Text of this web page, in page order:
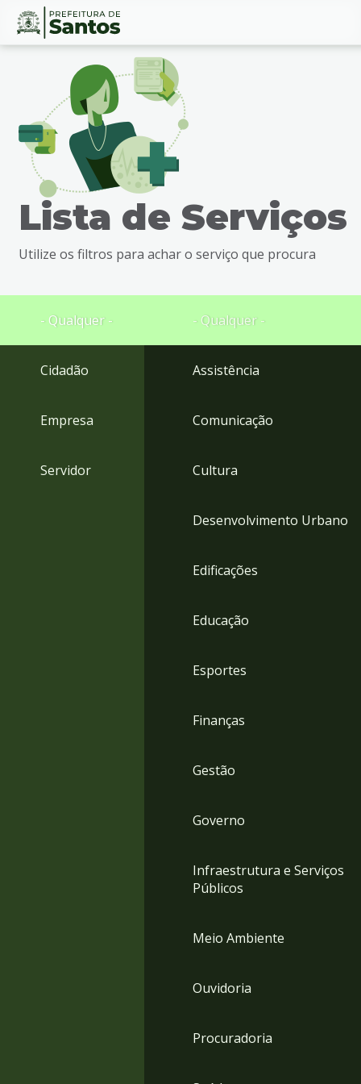
Ir
busca
Ir
rodapé
Conteúdo
Lista de Serviços
Utilize os filtros para achar o serviço que procura
- Qualquer -
Cidadão
Empresa
Servidor
- Qualquer -
Assistência
Comunicação
Cultura
Desenvolvimento Urbano
Edificações
Educação
Esportes
Finanças
Gestão
Governo
Infraestrutura e Serviços
Públicos
Meio Ambiente
Ouvidoria
Procuradoria